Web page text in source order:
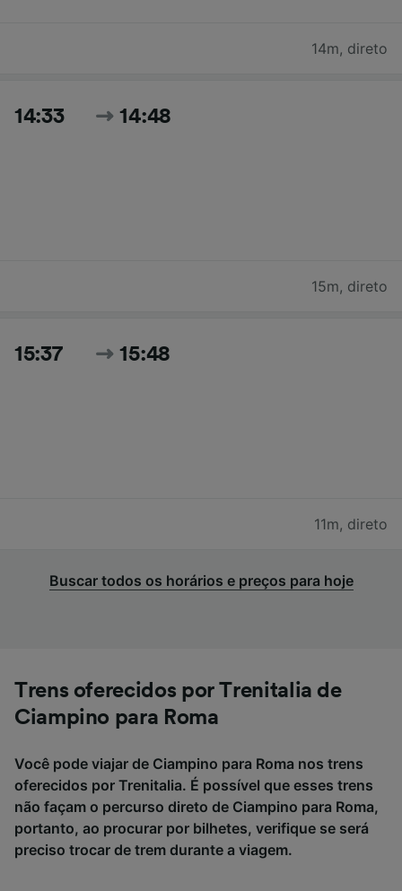
14m, direto
14:33 14:48
15m, direto
15:37 15:48
11m, direto
Buscar todos os horários e preços para hoje
Trens oferecidos por Trenitalia de
Ciampino para Roma
Você pode viajar de Ciampino para Roma nos trens
oferecidos por Trenitalia. É possível que esses trens
não façam o percurso direto de Ciampino para Roma,
portanto, ao procurar por bilhetes, verifique se será
preciso trocar de trem durante a viagem.